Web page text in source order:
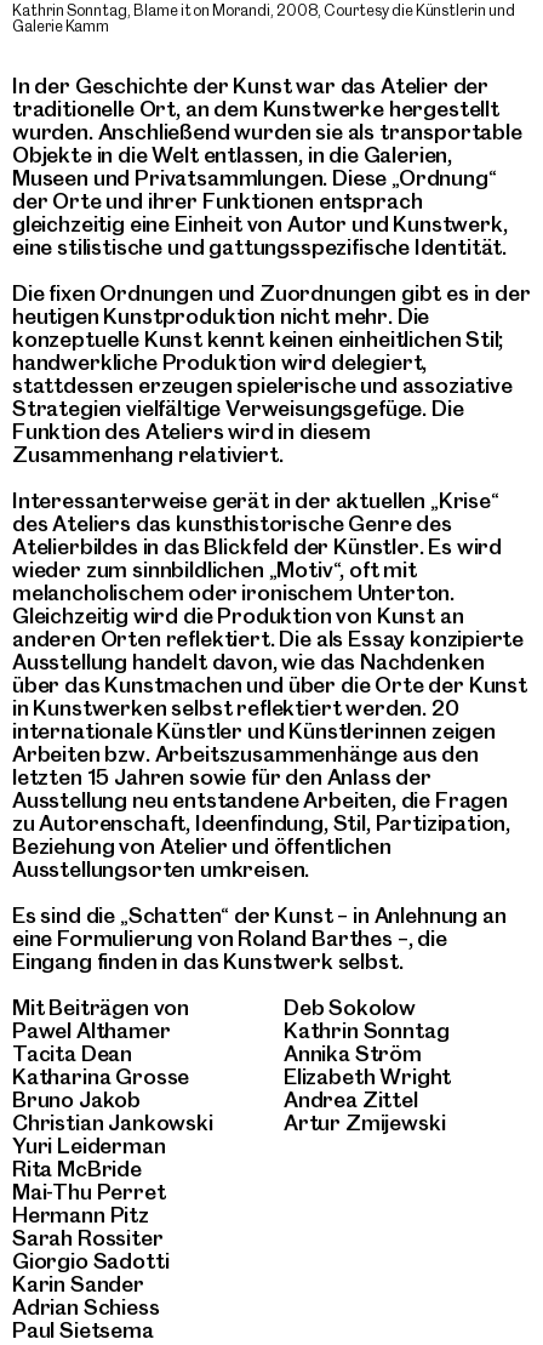
Kathrin Sonntag, Blame it on Morandi, 2008, Courtesy die Künstlerin und
Galerie Kamm
In der Geschichte der Kunst war das Atelier der
traditionelle Ort, an dem Kunstwerke hergestellt
wurden. Anschließend wurden sie als transportable
Objekte in die Welt entlassen, in die Galerien,
Museen und Privatsammlungen. Diese „Ordnung“
der Orte und ihrer Funktionen entsprach
gleichzeitig eine Einheit von Autor und Kunstwerk,
eine stilistische und gattungsspezifische Identität.
Die fixen Ordnungen und Zuordnungen gibt es in der
heutigen Kunstproduktion nicht mehr. Die
konzeptuelle Kunst kennt keinen einheitlichen Stil;
handwerkliche Produktion wird delegiert,
stattdessen erzeugen spielerische und assoziative
Strategien vielfältige Verweisungsgefüge. Die
Funktion des Ateliers wird in diesem
Zusammenhang relativiert.
Interessanterweise gerät in der aktuellen „Krise“
des Ateliers das kunsthistorische Genre des
Atelierbildes in das Blickfeld der Künstler. Es wird
wieder zum sinnbildlichen „Motiv“, oft mit
melancholischem oder ironischem Unterton.
Gleichzeitig wird die Produktion von Kunst an
anderen Orten reflektiert. Die als Essay konzipierte
Ausstellung handelt davon, wie das Nachdenken
über das Kunstmachen und über die Orte der Kunst
in Kunstwerken selbst reflektiert werden. 20
internationale Künstler und Künstlerinnen zeigen
Arbeiten bzw. Arbeitszusammenhänge aus den
letzten 15 Jahren sowie für den Anlass der
Ausstellung neu entstandene Arbeiten, die Fragen
zu Autorenschaft, Ideenfindung, Stil, Partizipation,
Beziehung von Atelier und öffentlichen
Ausstellungsorten umkreisen.
Es sind die „Schatten“ der Kunst – in Anlehnung an
eine Formulierung von Roland Barthes –, die
Eingang finden in das Kunstwerk selbst.
Mit Beiträgen von
Pawel Althamer
Tacita Dean
Katharina Grosse
Bruno Jakob
Christian Jankowski
Yuri Leiderman
Rita McBride
Mai-Thu Perret
Hermann Pitz
Sarah Rossiter
Giorgio Sadotti
Karin Sander
Adrian Schiess
Paul Sietsema
Deb Sokolow
Kathrin Sonntag
Annika Ström
Elizabeth Wright
Andrea Zittel
Artur Zmijewski